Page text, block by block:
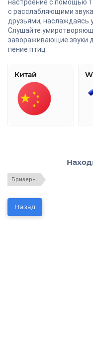
настроение с помощью
с расслабляющими
друзьями, наслаждаясь
Слушайте
завораживающие звуки
пение птиц
Китай
Бризеры
Назад